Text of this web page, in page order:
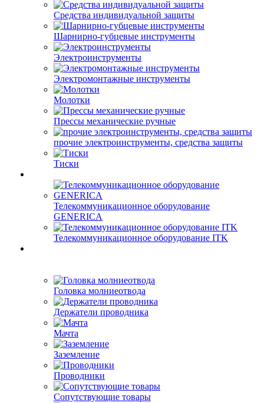
Средства индивидуальной защиты
Шарнирно-губцевые инструменты
Электроинструменты
Электромонтажные инструменты
Молотки
Прессы механические ручные
прочие электроинструменты, средства защиты
Тиски
Телекоммуникационное оборудование
GENERICA
Телекоммуникационное оборудование ITK
Головка молниеотвода
Держатели проводника
Мачта
Заземление
Проводники
Сопутствующие товары